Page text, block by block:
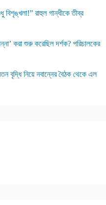
রাহুল গান্ধীকে তীব্র
করা শুরু করেছিল দর্শক? পরিচালকের
বৃদ্ধি নিয়ে নবান্নের বৈঠক থেকে এল